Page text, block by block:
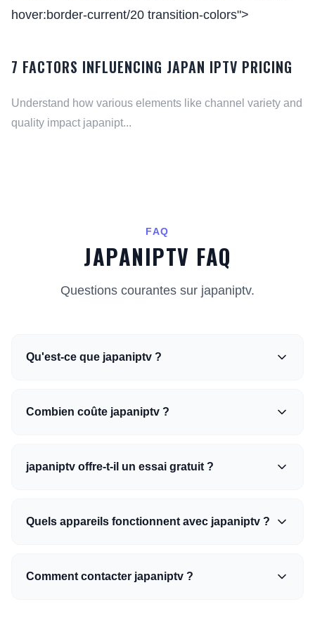
hover:border-current/20 transition-colors">
7 FACTORS INFLUENCING JAPAN IPTV PRICING
Understand how various elements like channel variety and
quality impact japanipt...
FAQ
JAPANIPTV FAQ
Questions courantes sur japaniptv.
Qu'est-ce que japaniptv ?
Combien coûte japaniptv ?
japaniptv offre-t-il un essai gratuit ?
Quels appareils fonctionnent avec japaniptv ?
Comment contacter japaniptv ?